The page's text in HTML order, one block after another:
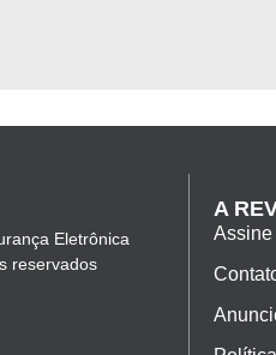
Eletrônica
reservados
A
Assine